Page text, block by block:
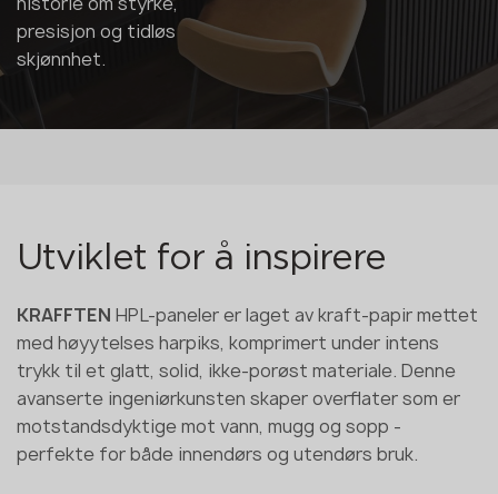
presisjon og tidløs
skjønnhet.
Utviklet for å inspirere
KRAFFTEN HPL-paneler er laget av kraft-papir mettet
med høyytelses harpiks, komprimert under intens
trykk til et glatt, solid, ikke-porøst materiale. Denne
avanserte ingeniørkunsten skaper overflater som er
motstandsdyktige mot vann, mugg og sopp -
perfekte for både innendørs og utendørs bruk.